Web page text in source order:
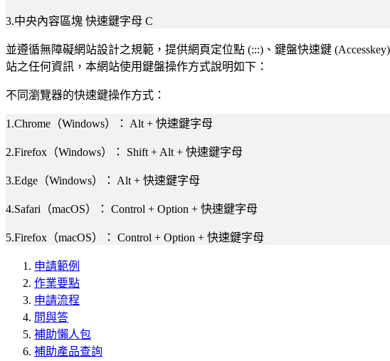
3.中央內容區塊 快速鍵字母 C
並遵循無障礙網站設計之規範，提供網頁定位點 (:::)、鍵盤快速鍵
站之任何資訊，本網站使用鍵盤操作方式說明如下：
不同瀏覽器的快速鍵操作方式：
1.Chrome（Windows）： Alt + 快速鍵字母
2.Firefox（Windows）： Shift + Alt + 快速鍵字母
3.Edge（Windows）： Alt + 快速鍵字母
4.Safari（macOS）： Control + Option + 快速鍵字母
5.Firefox（macOS）： Control + Option + 快速鍵字母
申請範例
作業要點
申請流程
問與答
補助懶人包
補助產品查詢